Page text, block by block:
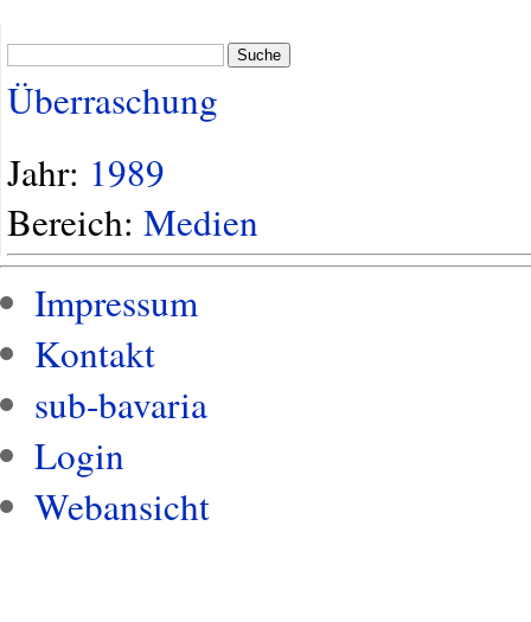
Suche
Überraschung
Jahr: 1989
Bereich: Medien
Impressum
Kontakt
sub-bavaria
Login
Webansicht